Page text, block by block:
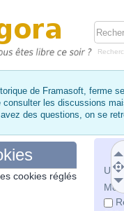
de Framasoft, ferme
les discussions
des questions, on se
Mot
cookies réglés